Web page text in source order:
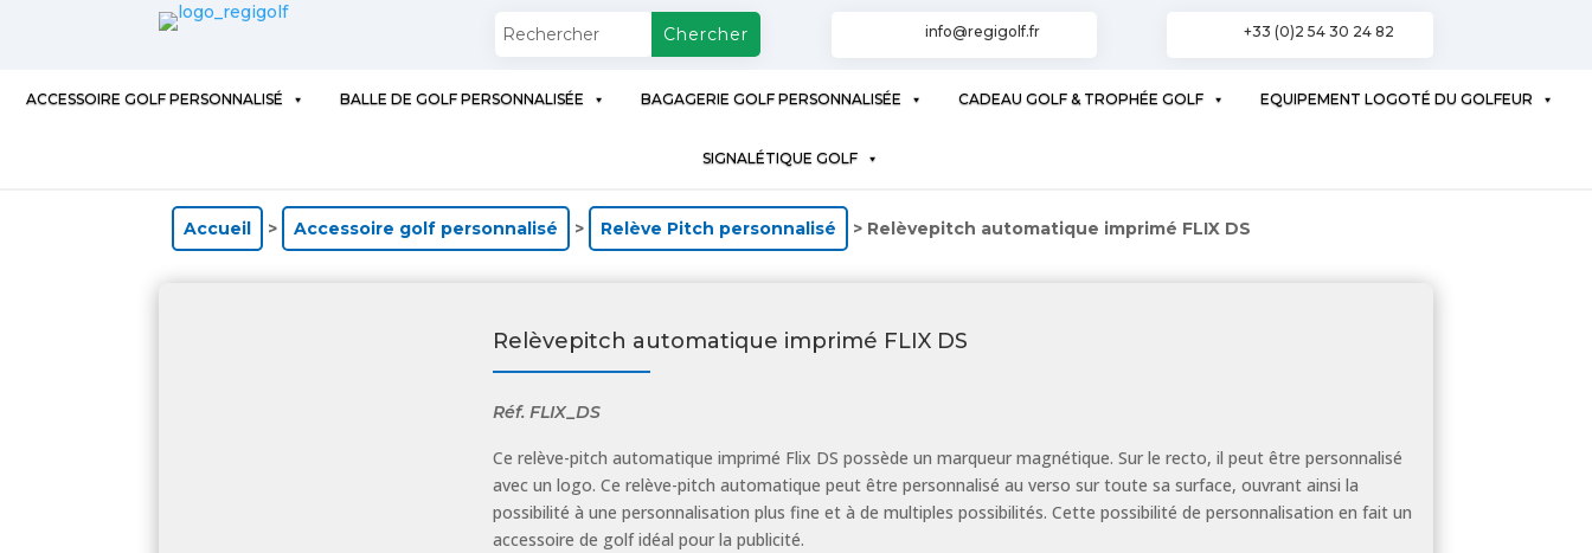
info@regigolf.fr +33 (0)2 54 30 24 82
ACCESSOIRE GOLF PERSONNALISÉ BALLE DE GOLF PERSONNALISÉE BAGAGERIE GOLF PERSONNALISÉE CADEAU GOLF & TROPHÉE GOLF EQUIPEMENT LOGOTÉ DU GOLFEUR
SIGNALÉTIQUE GOLF
Accueil > Accessoire golf personnalisé > Relève Pitch personnalisé > Relèvepitch automatique imprimé FLIX DS
Relèvepitch automatique imprimé FLIX DS
Réf. FLIX_DS
Ce relève-pitch automatique imprimé Flix DS possède un marqueur magnétique. Sur le recto, il peut être personnalisé
avec un logo. Ce relève-pitch automatique peut être personnalisé au verso sur toute sa surface, ouvrant ainsi la
possibilité à une personnalisation plus fine et à de multiples possibilités. Cette possibilité de personnalisation en fait un
accessoire de golf idéal pour la publicité.